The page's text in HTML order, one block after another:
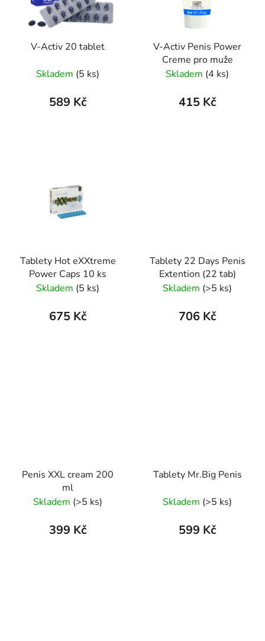
V-Activ 20 tablet
Skladem (5 ks)
589 Kč
V-Activ Penis Power
Creme pro muže
Skladem (4 ks)
415 Kč
Tablety Hot eXXtreme
Power Caps 10 ks
Skladem (5 ks)
675 Kč
Tablety 22 Days Penis
Extention (22 tab)
Skladem (>5 ks)
706 Kč
Penis XXL cream 200
ml
Skladem (>5 ks)
399 Kč
Tablety Mr.Big Penis
Skladem (>5 ks)
599 Kč